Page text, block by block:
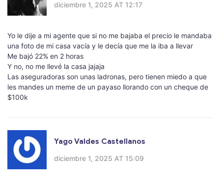
diciembre 1, 2025 AT 12:17
Yo le dije a mi agente que si no me bajaba el precio le mandaba
una foto de mi casa vacía y le decía que me la iba a llevar
Me bajó 22% en 2 horas
Y no, no me llevé la casa jajaja
Las aseguradoras son unas ladronas, pero tienen miedo a que
les mandes un meme de un payaso llorando con un cheque de
$100k
Yago Valdes Castellanos
diciembre 1, 2025 AT 15:09